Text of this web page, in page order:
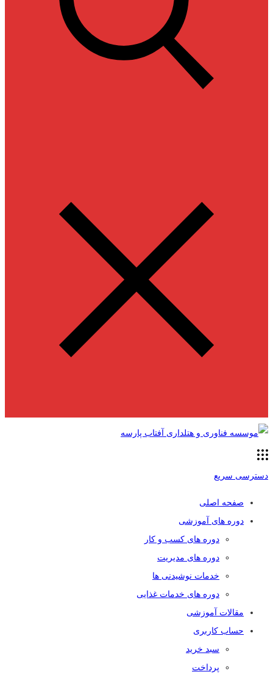
دسترسی سریع
صفحه اصلی
دوره های آموزشی
دوره های کسب و کار
دوره های مدیریت
خدمات نوشیدنی ها
دوره های خدمات غذایی
مقالات آموزشی
حساب کاربری
سبد خرید
پرداخت